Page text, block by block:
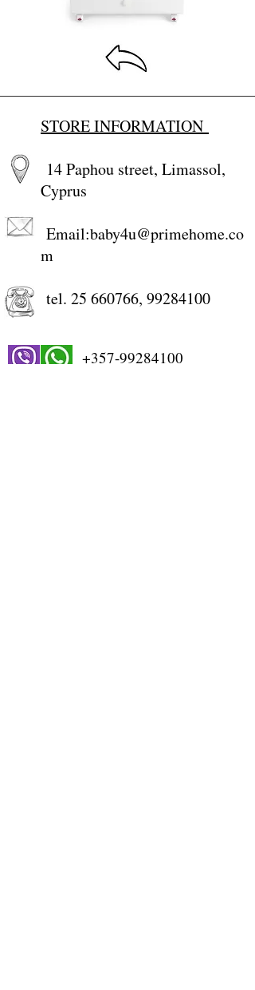
STORE INFORMATION
14 Paphou street, Limassol,
Cyprus
Email:baby4u@primehome.co
m
tel. 25 660766, 99284100
+357-99284100